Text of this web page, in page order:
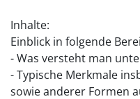
Inhalte:
Einblick in folgende
- Was versteht man
- Typische Merkmale
sowie anderer Formen